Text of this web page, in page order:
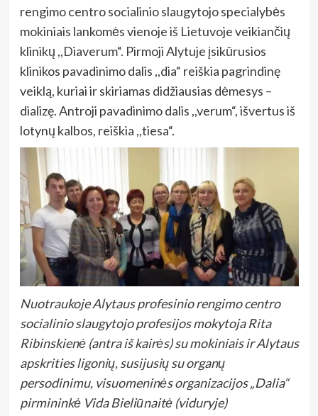
rengimo centro socialinio slaugytojo specialybės
mokiniais lankomės vienoje iš Lietuvoje veikiančių
klinikų ,,Diaverum“. Pirmoji Alytuje įsikūrusios
klinikos pavadinimo dalis ,,dia“ reiškia pagrindinę
veiklą, kuriai ir skiriamas didžiausias dėmesys –
dializę. Antroji pavadinimo dalis ,,verum“, išvertus iš
lotynų kalbos, reiškia ,,tiesa“.
Nuotraukoje Alytaus profesinio rengimo centro
socialinio slaugytojo profesijos mokytoja Rita
Ribinskienė (antra iš kairės) su mokiniais ir Alytaus
apskrities ligonių, susijusių su organų
persodinimu, visuomeninės organizacijos „Dalia“
pirmininkė Vida Bieliūnaitė (viduryje)